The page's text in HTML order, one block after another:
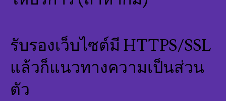
รับรองเว็บไซต์มี HTTPS/SSL
แล้วก็แนวทางความเป็นส่วน
ตัว